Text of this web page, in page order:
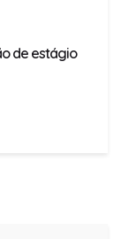
de estágio